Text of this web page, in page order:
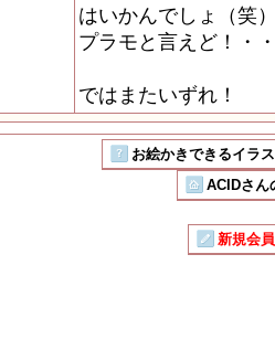
はいかんでしょ（笑
プラモと言えど！・
ではまたいずれ！
お絵かきできるイラ
ACIDさん
新規会